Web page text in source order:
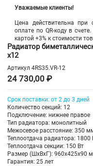
Уважаемые клиенты!
Цена действительна
оплате по QR-коду в
картой +3% к стоимости
Радиатор
х12
Артикул 4RS35.VR-12
24 730,00 ₽
Срок поставки: от 2 до 3 дней
Количество секций: 12
Подключение: нижнее правое
Тип радиатора: монолитный
Межосевое расстояние: 350
Теплоотдача радиатора: 1800
Теплоотдача секции: 150 Вт
Размер (ШхВхГ): 960х425х90
Гарантия: 25 лет